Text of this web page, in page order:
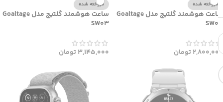
فروخته شده
ساعت هوشمند گلتیج مدل Goaltage
SW04
2,800,000تومان
فروخته شده
ساعت هوشمند گلتیج مدل Goaltage
SW03
3,145,000تومان